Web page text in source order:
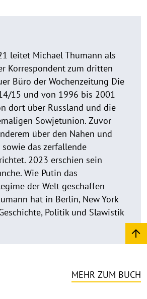
e
leitet Michael Thumann als
Korrespondent zum dritten
Büro der Wochenzeitung Die
15 und von 1996 bis 2001
dort über Russland und die
Sowjetunion. Zuvor
über den Nahen und
das zerfallende
2023 erschien sein
Wie Putin das
der Welt geschaffen
hat in Berlin, New York
Politik und Slawistik
MEHR ZUM BUCH